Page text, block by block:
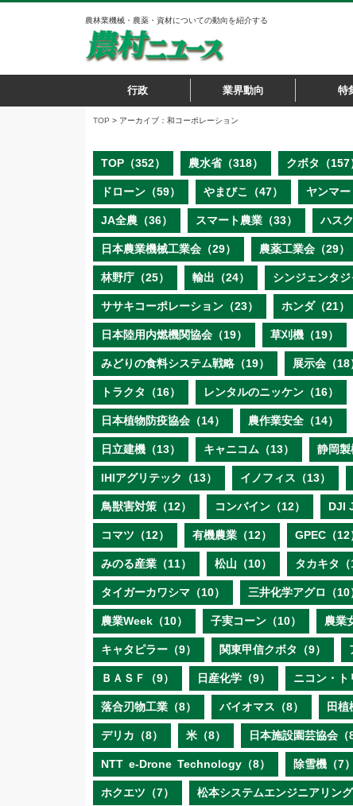
農林業機械・農薬・資材についての動向を紹介する
行政 業界動向 特
TOP > アーカイブ：和コーポレーション
TOP（352） 農水省（318） クボタ（157
ドローン（59） やまびこ（47） ヤンマー
JA全農（36） スマート農業（33） ハス
日本農業機械工業会（29） 農薬工業会（29）
林野庁（25） 輸出（24） シンジェンタジ
ササキコーポレーション（23） ホンダ（21）
日本陸用内燃機関協会（19） 草刈機（19）
みどりの食料システム戦略（19） 展示会（18
トラクタ（16） レンタルのニッケン（16）
日本植物防疫協会（14） 農作業安全（14）
日立建機（13） キャニコム（13） 静岡製
IHIアグリテック（13） イノフィス（13）
鳥獣害対策（12） コンバイン（12） DJI
コマツ（12） 有機農業（12） GPEC（12
みのる産業（11） 松山（10） タカキタ（
タイガーカワシマ（10） 三井化学アグロ（10
農業Week（10） 子実コーン（10） 農業
キャタピラー（9） 関東甲信クボタ（9）
ＢＡＳＦ（9） 日産化学（9） ニコン・ト
落合刃物工業（8） バイオマス（8） 田植
デリカ（8） 米（8） 日本施設園芸協会（8
NTT e‐Drone Technology（8） 除雪機（7）
ホクエツ（7） 松本システムエンジニアリング